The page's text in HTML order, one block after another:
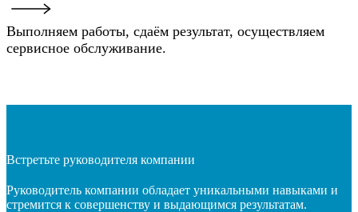
Выполняем работы, сдаём результат, осуществляем
сервисное обслуживание.
Встретьте руководителя компании
Руководитель компании обладает уникальными навыками и
стремится к совершенству и выдающимся результатам.